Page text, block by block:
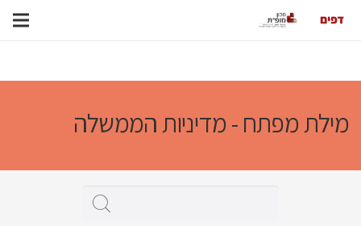
מילת מפתח - מדיניות הממשלה